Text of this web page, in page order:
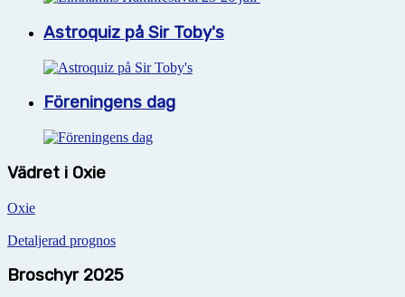
Astroquiz på Sir Toby's
Föreningens dag
Vädret i Oxie
Oxie
Detaljerad prognos
Broschyr 2025